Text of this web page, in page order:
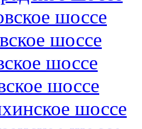
шоссе
шоссе
шоссе
шоссе
шоссе